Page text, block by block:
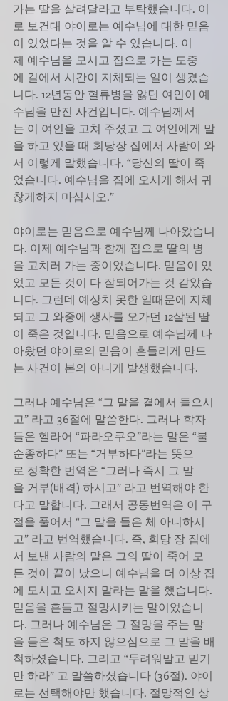
가는 딸을 살려달라고 부탁했습니다. 이
로 보건대 야이로는 예수님에 대한 믿음
이 있었다는 것을 알 수 있습니다. 이
제 예수님을 모시고 집으로 가는 도중
에 길에서 시간이 지체되는 일이 생겼습
니다. 12년동안 혈류병을 앓던 여인이 예
수님을 만진 사건입니다. 예수님께서
는 이 여인을 고쳐 주셨고 그 여인에게 말
을 하고 있을 때 회당장 집에서 사람이 와
서 이렇게 말했습니다. “당신의 딸이 죽
었습니다. 예수님을 집에 오시게 해서 귀
찮게하지 마십시오.”
야이로는 믿음으로 예수님께 나아왔습니
다. 이제 예수님과 함께 집으로 딸의 병
을 고치러 가는 중이었습니다. 믿음이 있
었고 모든 것이 다 잘되어가는 것 같았습
니다. 그런데 예상치 못한 일때문에 지체
되고 그 와중에 생사를 오가던 12살된 딸
이 죽은 것입니다. 믿음으로 예수님께 나
아왔던 야이로의 믿음이 흔들리게 만드
는 사건이 본의 아니게 발생했습니다.
그러나 예수님은 “그 말을 곁에서 들으시
고” 라고 36절에 말씀한다. 그러나 학자
들은 헬라어 “파라오쿠오”라는 말은 “불
순종하다” 또는 “거부하다”라는 뜻으
로 정확한 번역은 “그러나 즉시 그 말
을 거부(배격) 하시고” 라고 번역해야 한
다고 말합니다. 그래서 공동번역은 이 구
절을 풀어서 “그 말을 들은 체 아니하시
고” 라고 번역했습니다. 즉, 회당 장 집에
서 보낸 사람의 말은 그의 딸이 죽어 모
든 것이 끝이 났으니 예수님을 더 이상 집
에 모시고 오시지 말라는 말을 했습니다.
믿음을 흔들고 절망시키는 말이었습니
다. 그러나 예수님은 그 절망을 주는 말
을 들은 척도 하지 않으심으로 그 말을 배
척하셨습니다. 그리고 “두려워말고 믿기
만 하라” 고 말씀하셨습니다 (36절). 야이
로는 선택해야만 했습니다. 절망적인 상